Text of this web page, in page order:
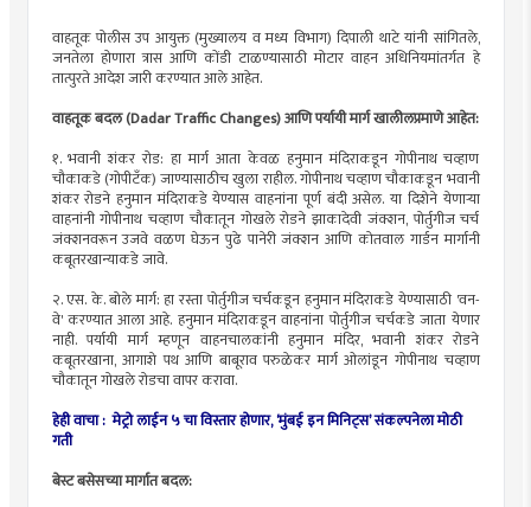
​वाहतूक पोलीस उप आयुक्त (मुख्यालय व मध्य विभाग) दिपाली थाटे यांनी सांगितले,
जनतेला होणारा त्रास आणि कोंडी टाळण्यासाठी मोटार वाहन अधिनियमांतर्गत हे
तात्पुरते आदेश जारी करण्यात आले आहेत.
​वाहतूक बदल (Dadar Traffic Changes) आणि पर्यायी मार्ग खालीलप्रमाणे आहेत:
​१. भवानी शंकर रोड: हा मार्ग आता केवळ हनुमान मंदिराकडून गोपीनाथ चव्हाण
चौकाकडे (गोपीटँक) जाण्यासाठीच खुला राहील. गोपीनाथ चव्हाण चौकाकडून भवानी
शंकर रोडने हनुमान मंदिराकडे येण्यास वाहनांना पूर्ण बंदी असेल. या दिशेने येणाऱ्या
वाहनांनी गोपीनाथ चव्हाण चौकातून गोखले रोडने झाकादेवी जंक्शन, पोर्तुगीज चर्च
जंक्शनवरून उजवे वळण घेऊन पुढे पानेरी जंक्शन आणि कोतवाल गार्डन मार्गानी
कबूतरखान्याकडे जावे.
​२. एस. के. बोले मार्ग: हा रस्ता पोर्तुगीज चर्चकडून हनुमान मंदिराकडे येण्यासाठी 'वन-
वे' करण्यात आला आहे. हनुमान मंदिराकडून वाहनांना पोर्तुगीज चर्चकडे जाता येणार
नाही. पर्यायी मार्ग म्हणून वाहनचालकांनी हनुमान मंदिर, भवानी शंकर रोडने
कबूतरखाना, आगाशे पथ आणि बाबूराव परुळेकर मार्ग ओलांडून गोपीनाथ चव्हाण
चौकातून गोखले रोडचा वापर करावा.
हेही वाचा : मेट्रो लाईन ५ चा विस्तार होणार, ‘मुंबई इन मिनिट्स’ संकल्पनेला मोठी
गती
​बेस्ट बसेसच्या मार्गात बदल: